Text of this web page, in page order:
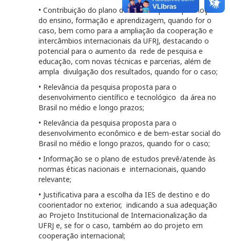
• Contribuição do plano de estudos para a promoção
do ensino, formação e aprendizagem, quando for o
caso, bem como para a ampliação da cooperação e
intercâmbios internacionais da UFRJ, destacando o
potencial para o aumento da rede de pesquisa e
educação, com novas técnicas e parcerias, além de
ampla divulgação dos resultados, quando for o caso;
• Relevância da pesquisa proposta para o
desenvolvimento científico e tecnológico da área no
Brasil no médio e longo prazos;
• Relevância da pesquisa proposta para o
desenvolvimento econômico e de bem-estar social do
Brasil no médio e longo prazos, quando for o caso;
• Informação se o plano de estudos prevê/atende às
normas éticas nacionais e internacionais, quando
relevante;
• Justificativa para a escolha da IES de destino e do
coorientador no exterior, indicando a sua adequação
ao Projeto Institucional de Internacionalização da
UFRJ e, se for o caso, também ao do projeto em
cooperação internacional;